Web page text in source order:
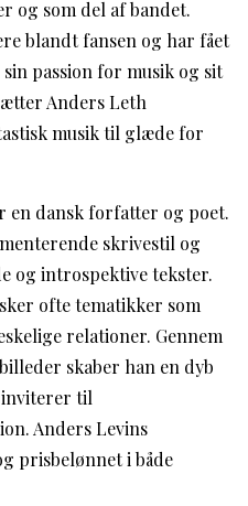
og som del af bandet.
blandt fansen og har fået
passion for musik og sit
Anders Leth
musik til glæde for
en dansk forfatter og poet.
skrivestil og
og introspektive tekster.
ofte tematikker som
relationer. Gennem
skaber han en dyb
til
Anders Levins
prisbelønnet i både